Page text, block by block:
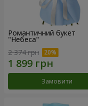
Романтичний букет
"Небеса"
2 374 грн
Замовити